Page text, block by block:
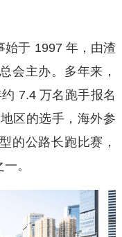
始于 1997 年，由渣
会主办。多年来，
7.4 万名跑手报名
区的选手，海外参
的公路长跑比赛，
。